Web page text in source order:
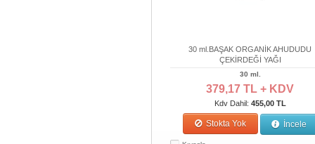
30 ml.BAŞAK ORGANİK AHUDUDU
ÇEKİRDEĞİ YAĞI
30 ml.
379,17 TL + KDV
Kdv Dahil: 455,00 TL
Stokta Yok İncele